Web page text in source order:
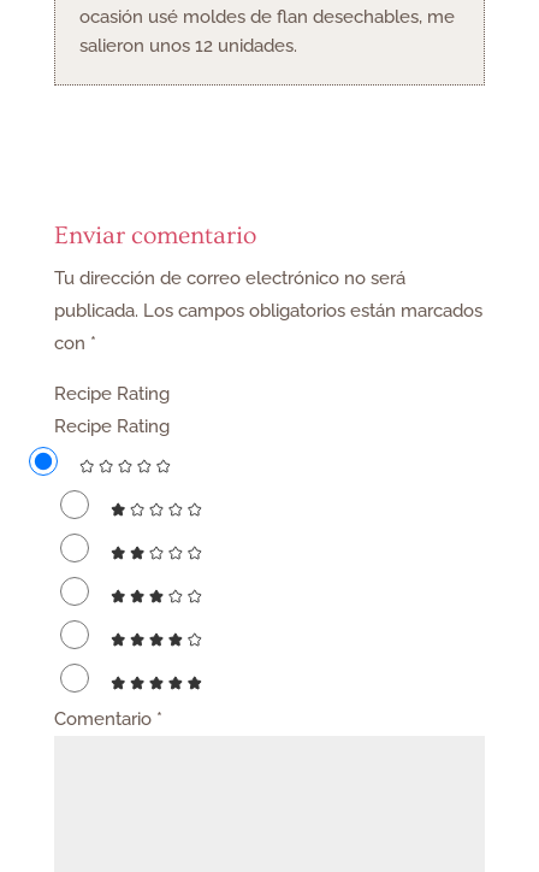
ocasión usé moldes de flan desechables, me
salieron unos 12 unidades.
Enviar comentario
Tu dirección de correo electrónico no será
publicada. Los campos obligatorios están marcados
con *
Recipe Rating
Recipe Rating
Comentario *